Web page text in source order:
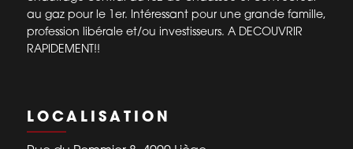
au gaz pour le 1er. Intéressant pour une grande famille,
profession libérale et/ou investisseurs. A DECOUVRIR
RAPIDEMENT!!
LOCALISATION